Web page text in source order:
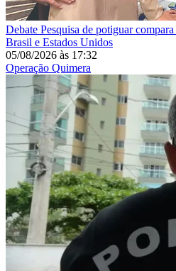
Debate Pesquisa de potiguar
Brasil e Estados Unidos
05/08/2026 às 17:32
Operação Quimera